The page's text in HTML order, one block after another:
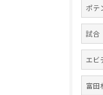
ポテ
試合
エビ
富